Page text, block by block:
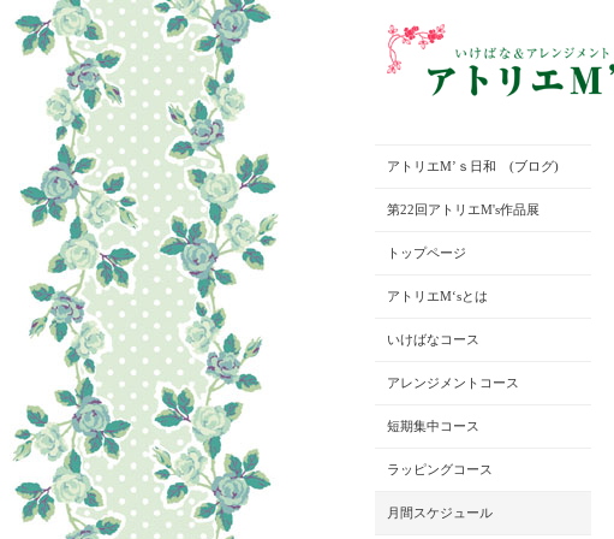
アトリエM’ｓ日和 (ブログ)
第22回アトリエM's作品展
トップページ
アトリエM‘sとは
いけばなコース
アレンジメントコース
短期集中コース
ラッピングコース
月間スケジュール